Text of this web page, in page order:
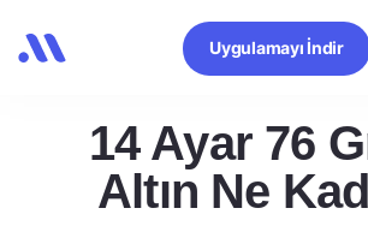
Uygulamayı İndir
14 Ayar 76
Altın Ne